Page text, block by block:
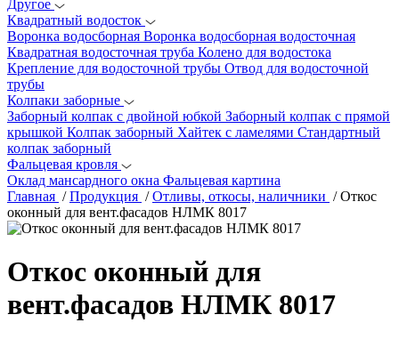
Другое
Квадратный водосток
Воронка водосборная Воронка водосборная водосточная
Квадратная водосточная труба Колено для водостока
Крепление для водосточной трубы Отвод для водосточной
трубы
Колпаки заборные
Заборный колпак с двойной юбкой Заборный колпак с прямой
крышкой Колпак заборный Хайтек с ламелями Стандартный
колпак заборный
Фальцевая кровля
Оклад мансардного окна Фальцевая картина
Главная /Продукция /Отливы, откосы, наличники /Откос
оконный для вент.фасадов НЛМК 8017
Откос оконный для
вент.фасадов НЛМК 8017